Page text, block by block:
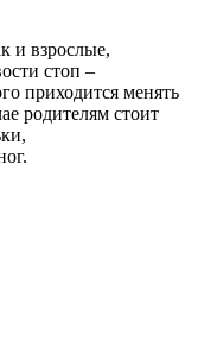
и взрослые,
стоп –
приходится менять
родителям стоит